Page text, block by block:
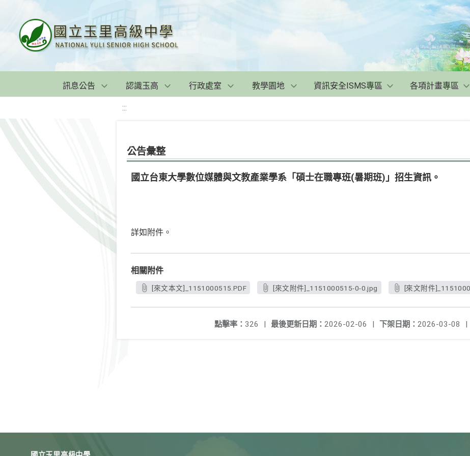
訊息公告 認識玉高 行政處室 教學園地 資訊安全ISMS專區 各項計畫專區
:::
公告彙整
國立台東大學數位媒體與文教產業學系「碩士在職專班(暑期班)」招生資訊。
詳如附件。
相關附件
[來文本文]_1151000515.PDF [來文附件]_1151000515-0-0.jpg [來文附件
下架日期： 2026-03-08 |
最後更新日期： 2026-02-06 |
點擊率： 326 |